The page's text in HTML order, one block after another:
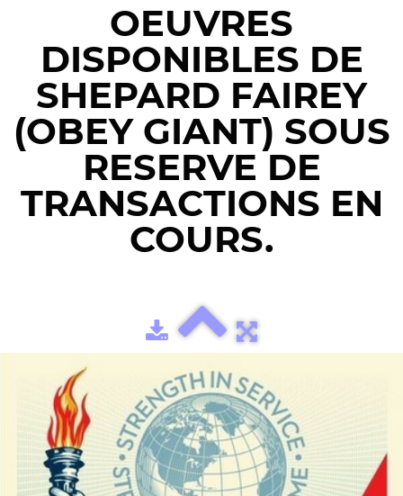
OEUVRES
DISPONIBLES DE
SHEPARD FAIREY
(OBEY GIANT) SOUS
RESERVE DE
TRANSACTIONS EN
COURS.